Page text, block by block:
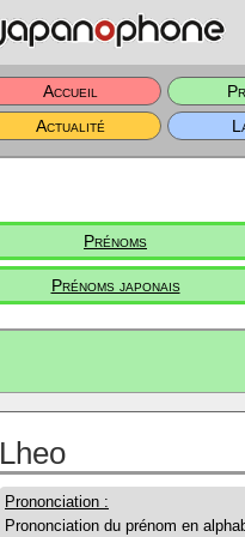
Accueil
Actualité
Prénoms
Prénoms japonais
Lheo
Prononciation :
Prononciation du prénom en